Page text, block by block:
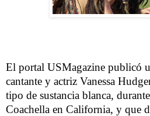
El portal USMagazine publicó
cantante y actriz Vanessa
tipo de sustancia blanca,
Coachella en California, y que